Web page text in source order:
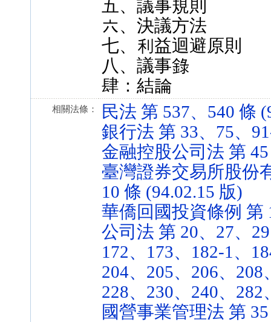
五、議事規則
六、決議方法
七、利益迴避原則
八、議事錄
肆：結論
相關法條：
民法 第 537、540 條
銀行法 第 33、75、
金融控股公司法 第
臺灣證券交易所股份
10 條 (94.02.15 版)
華僑回國投資條例 第
公司法 第 20、27、
172、173、182-1、
204、205、206、
228、230、240、282
國營事業管理法 第